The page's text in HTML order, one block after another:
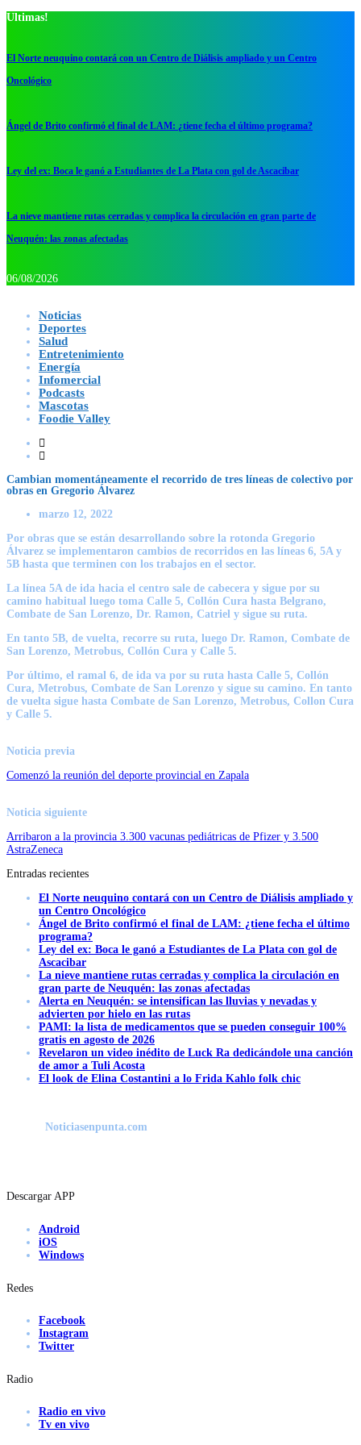
Ultimas!
El Norte neuquino contará con un Centro de Diálisis ampliado y un Centro
Oncológico
Ángel de Brito confirmó el final de LAM: ¿tiene fecha el último programa?
Ley del ex: Boca le ganó a Estudiantes de La Plata con gol de Ascacibar
La nieve mantiene rutas cerradas y complica la circulación en gran parte de
Neuquén: las zonas afectadas
06/08/2026
Noticias
Deportes
Salud
Entretenimiento
Energía
Infomercial
Podcasts
Mascotas
Foodie Valley
Cambian momentáneamente el recorrido de tres líneas de colectivo por
obras en Gregorio Álvarez
marzo 12, 2022
Por obras que se están desarrollando sobre la rotonda Gregorio
Álvarez se implementaron cambios de recorridos en las líneas 6, 5A y
5B hasta que terminen con los trabajos en el sector.
La línea 5A de ida hacia el centro sale de cabecera y sigue por su
camino habitual luego toma Calle 5, Collón Cura hasta Belgrano,
Combate de San Lorenzo, Dr. Ramon, Catriel y sigue su ruta.
En tanto 5B, de vuelta, recorre su ruta, luego Dr. Ramon, Combate de
San Lorenzo, Metrobus, Collón Cura y Calle 5.
Por último, el ramal 6, de ida va por su ruta hasta Calle 5, Collón
Cura, Metrobus, Combate de San Lorenzo y sigue su camino. En tanto
de vuelta sigue hasta Combate de San Lorenzo, Metrobus, Collon Cura
y Calle 5.
Noticia previa
Comenzó la reunión del deporte provincial en Zapala
Noticia siguiente
Arribaron a la provincia 3.300 vacunas pediátricas de Pfizer y 3.500
AstraZeneca
Entradas recientes
El Norte neuquino contará con un Centro de Diálisis ampliado y
un Centro Oncológico
Ángel de Brito confirmó el final de LAM: ¿tiene fecha el último
programa?
Ley del ex: Boca le ganó a Estudiantes de La Plata con gol de
Ascacibar
La nieve mantiene rutas cerradas y complica la circulación en
gran parte de Neuquén: las zonas afectadas
Alerta en Neuquén: se intensifican las lluvias y nevadas y
advierten por hielo en las rutas
PAMI: la lista de medicamentos que se pueden conseguir 100%
gratis en agosto de 2026
Revelaron un video inédito de Luck Ra dedicándole una canción
de amor a Tuli Acosta
El look de Elina Costantini a lo Frida Kahlo folk chic
Noticiasenpunta.com
Descargar APP
Android
iOS
Windows
Redes
Facebook
Instagram
Twitter
Radio
Radio en vivo
Tv en vivo